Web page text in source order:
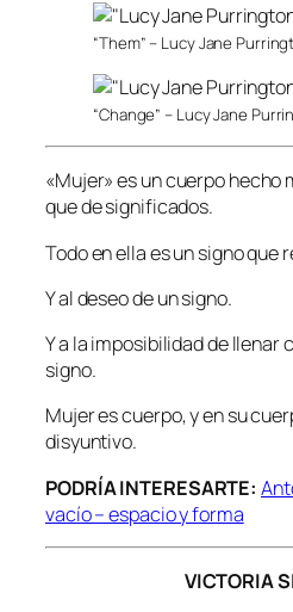
“Them” – Lucy Jane
“Change” – Lucy Jane
«Mujer» es un cuerpo hecho
que de significados.
Todo en ella es un signo que
Y al deseo de un signo.
Y a la imposibilidad de llenar
signo.
Mujer es cuerpo, y en su
disyuntivo.
PODRÍA INTERESARTE:
vacío – espacio y forma
VICTORIA